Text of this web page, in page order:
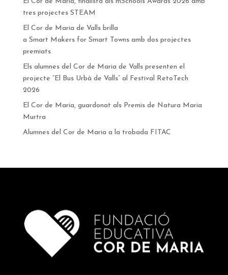
tres projectes STEAM
El Cor de Maria de Valls brilla
a Smart Makers for Smart Towns amb dos projectes
premiats
Els alumnes del Cor de Maria de Valls presenten el
projecte “El Bus Urbà de Valls” al Festival RetoTech
2026
El Cor de Maria, guardonat als Premis de Natura Maria
Murtra
Alumnes del Cor de Maria a la trobada FITAC